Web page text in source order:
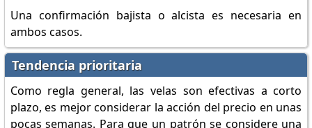
Una confirmación bajista o alcista es necesaria en
ambos casos.
Tendencia prioritaria
Como regla general, las velas son efectivas a corto
plazo, es mejor considerar la acción del precio en unas
pocas semanas. Para que un patrón se considere una